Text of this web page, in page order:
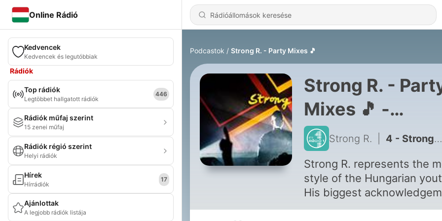
Online Rádió
Kedvencek
Kedvencek és legutóbbiak
Rádiók
Top rádiók
Legtöbbet hallgatott rádiók
446
Rádiók műfaj szerint
15 zenei műfaj
Rádiók régió szerint
Helyi rádiók
Hírek
Hírrádiók
17
Ajánlottak
A legjobb rádiók listája
Podcastok Strong R. - Party Mixes 🎵
Strong R. -
Mixes 🎵 -
Hallgatás Online
Strong R. 4 - Strong R. - Gyere rám mix
Strong R. represents the
style of the Hungarian
His biggest
is that Martin Garrix has